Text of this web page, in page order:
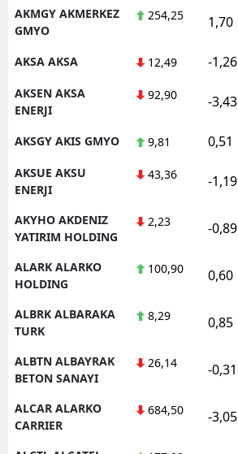
AKMGY AKMERKEZ
GMYO
254,25 1,70
AKSA AKSA 12,49 -1,26
AKSEN AKSA
ENERJI
92,90 -3,43
AKSGY AKIS GMYO 9,81 0,51
AKSUE AKSU
ENERJI
43,36 -1,19
AKYHO AKDENIZ
YATIRIM HOLDING
2,23 -0,89
ALARK ALARKO
HOLDING
100,90 0,60
ALBRK ALBARAKA
TURK
8,29 0,85
ALBTN ALBAYRAK
BETON SANAYI
26,14 -0,31
ALCAR ALARKO
CARRIER
684,50 -3,05